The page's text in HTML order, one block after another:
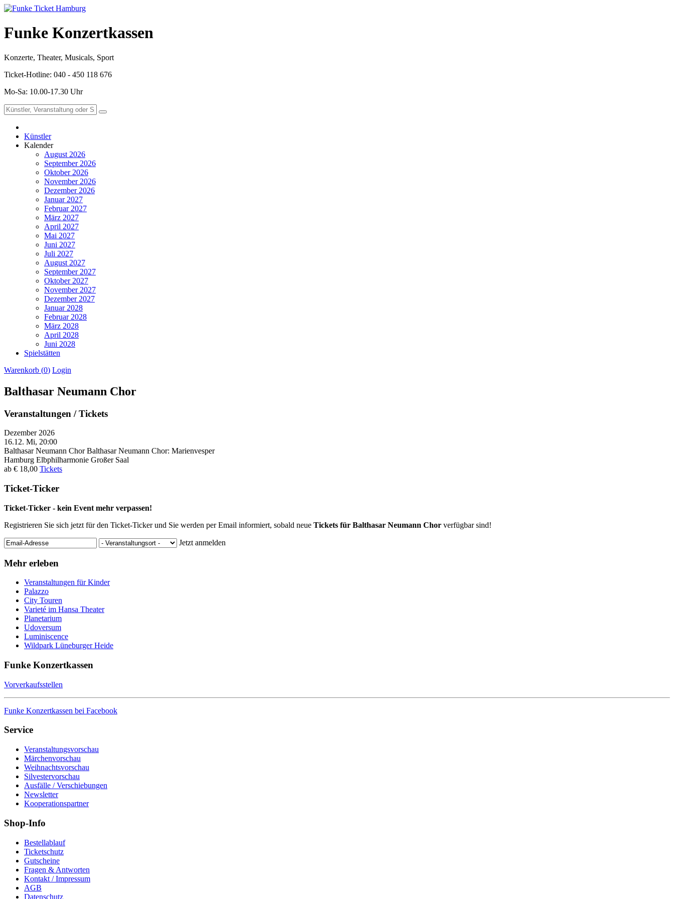
Funke Konzertkassen
Konzerte, Theater, Musicals, Sport
Ticket-Hotline: 040 - 450 118 676
Mo-Sa: 10.00-17.30 Uhr
Künstler
Kalender
August 2026
September 2026
Oktober 2026
November 2026
Dezember 2026
Januar 2027
Februar 2027
März 2027
April 2027
Mai 2027
Juni 2027
Juli 2027
August 2027
September 2027
Oktober 2027
November 2027
Dezember 2027
Januar 2028
Februar 2028
März 2028
April 2028
Juni 2028
Spielstätten
Warenkorb (0) Login
Balthasar Neumann Chor
Veranstaltungen / Tickets
Dezember 2026
16.12. Mi, 20:00
Balthasar Neumann Chor Balthasar Neumann Chor: Marienvesper
Hamburg Elbphilharmonie Großer Saal
ab € 18,00 Tickets
Ticket-Ticker
Ticket-Ticker - kein Event mehr verpassen!
Registrieren Sie sich jetzt für den Ticket-Ticker und Sie werden per Email informiert, sobald neue Tickets für Balthasar Neumann Chor verfügbar sind!
Jetzt anmelden
Mehr erleben
Veranstaltungen für Kinder
Palazzo
City Touren
Varieté im Hansa Theater
Planetarium
Udoversum
Luminiscence
Wildpark Lüneburger Heide
Funke Konzertkassen
Vorverkaufsstellen
Funke Konzertkassen bei Facebook
Service
Veranstaltungsvorschau
Märchenvorschau
Weihnachtsvorschau
Silvestervorschau
Ausfälle / Verschiebungen
Newsletter
Kooperationspartner
Shop-Info
Bestellablauf
Ticketschutz
Gutscheine
Fragen & Antworten
Kontakt / Impressum
AGB
Datenschutz